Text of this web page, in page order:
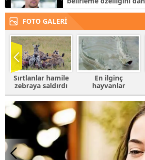
FOTO GALERİ
En ilginç
hayvanlar
Babalarına
bırakılan çocuklar